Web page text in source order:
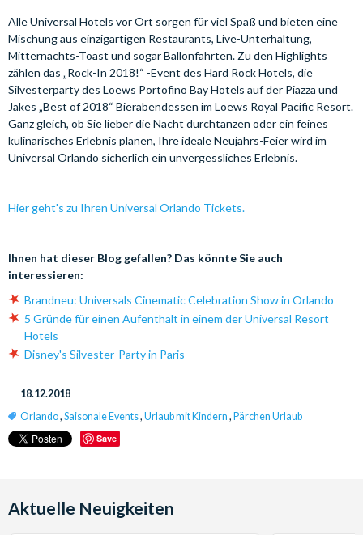
Alle Universal Hotels vor Ort sorgen für viel Spaß und bieten eine
Mischung aus einzigartigen Restaurants, Live-Unterhaltung,
Mitternachts-Toast und sogar Ballonfahrten. Zu den Highlights
zählen das „Rock-In 2018!“ -Event des Hard Rock Hotels, die
Silvesterparty des Loews Portofino Bay Hotels auf der Piazza und
Jakes „Best of 2018“ Bierabendessen im Loews Royal Pacific Resort.
Ganz gleich, ob Sie lieber die Nacht durchtanzen oder ein feines
kulinarisches Erlebnis planen, Ihre ideale Neujahrs-Feier wird im
Universal Orlando sicherlich ein unvergessliches Erlebnis.
Hier geht's zu Ihren Universal Orlando Tickets.
Ihnen hat dieser Blog gefallen? Das könnte Sie auch
interessieren:
Brandneu: Universals Cinematic Celebration Show in Orlando
5 Gründe für einen Aufenthalt in einem der Universal Resort
Hotels
Disney's Silvester-Party in Paris
18.12.2018
Orlando, Saisonale Events, Urlaub mit Kindern , Pärchen Urlaub
Save
Aktuelle Neuigkeiten